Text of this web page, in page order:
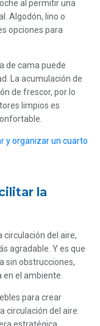
al permitir una
Algodón, lino o
opciones para
de cama puede
La acumulación de
de frescor, por lo
limpios es
y organizar un cuarto
la
circulación del aire,
agradable. Y es que
sin obstrucciones,
en el ambiente.
para crear
circulación del aire.